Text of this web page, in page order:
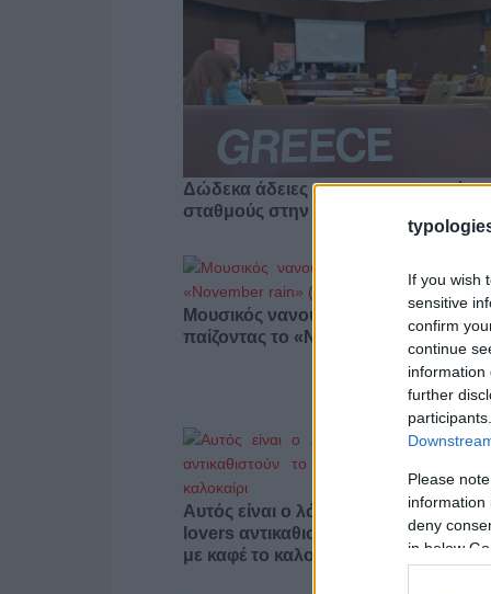
If you wish
sensitive
confirm
continue
information
further
Please
information
deny
in below
Δώδεκα άδειες για περιφερειακούς
σταθμούς στην Αττική
Μουσικός νανουρίζει λιοντάρια
παίζοντας το «November rain»
Αυτός είναι ο λόγος που οι beauty
lovers αντικαθιστούν το μαύρο
με καφέ το καλοκαίρι